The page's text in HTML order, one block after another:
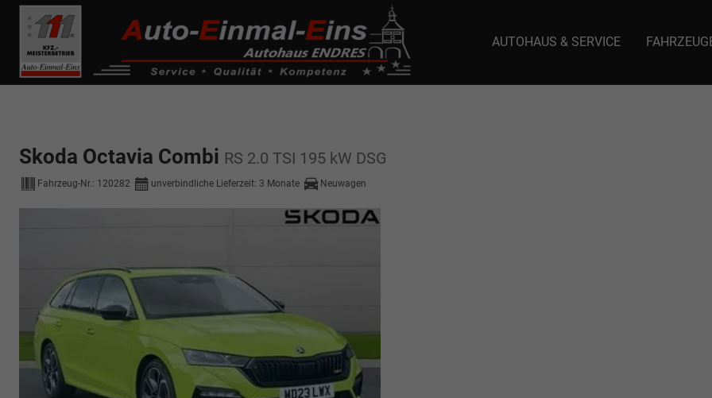
------------ Host Name : selector1._domainkey Points to address or value: selector1-aee-de0k._domainkey.autoeinmaleins.onmicrosoft.com Host
de0k._domainkey.autoeinmaleins.onmicrosoft.com
AUTOHAUS & SERVICE
Skoda Octavia Combi RS 2.0 TSI 195 kW DSG
Fahrzeug-Nr.: 120282 unverbindliche Lieferzeit: 3 Monate Neuwagen